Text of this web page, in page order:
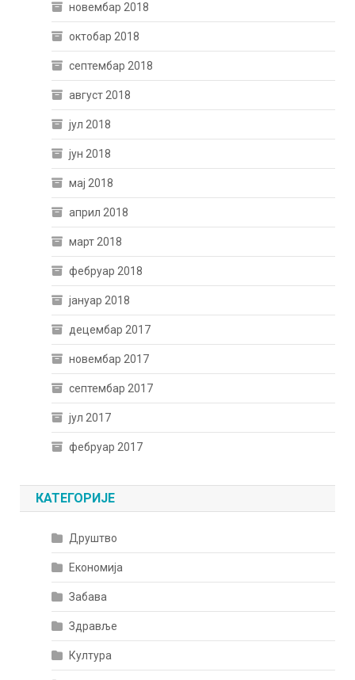
новембар 2018
октобар 2018
септембар 2018
август 2018
јул 2018
јун 2018
мај 2018
април 2018
март 2018
фебруар 2018
јануар 2018
децембар 2017
новембар 2017
септембар 2017
јул 2017
фебруар 2017
КАТЕГОРИЈЕ
Друштво
Економија
Забава
Здравље
Култура